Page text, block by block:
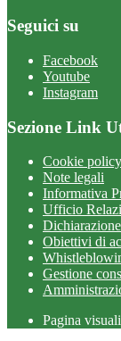
Seguici su
Facebook
Youtube
Instagram
Sezione Link
Cookie policy
Note legali
Informativa
Ufficio
Obiettivi di
Gestione
Pagina